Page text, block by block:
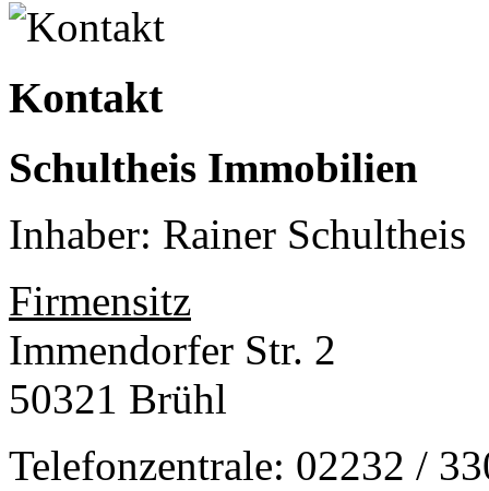
Kontakt
Schultheis Immobilien
Inhaber: Rainer Schultheis
Firmensitz
Immendorfer Str. 2
50321 Brühl
Telefonzentrale: 02232 /